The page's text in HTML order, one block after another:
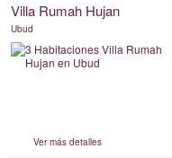
Villa Rumah Hujan
Ubud
Ver más detalles